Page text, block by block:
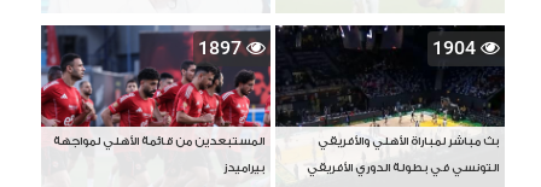
1904
بث مباشر لمباراة الأهلي والأفريقي
التونسي في بطولة الدوري الأفريقي
1897
المستبعدين من قائمة الأهلي لمواجهة
بيراميدز